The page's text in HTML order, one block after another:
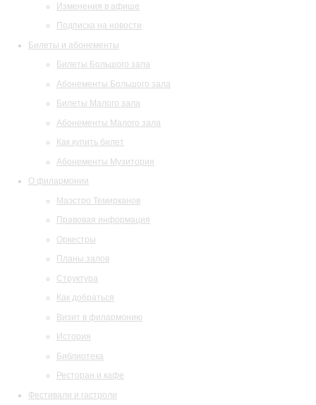
Изменения в афише
Подписка на новости
Билеты и абонементы
Билеты Большого зала
Абонементы Большого зала
Билеты Малого зала
Абонементы Малого зала
Как купить билет
Абонементы Музитория
О филармонии
Маэстро Темирканов
Правовая информация
Оркестры
Планы залов
Структура
Как добраться
Визит в филармонию
История
Библиотека
Ресторан и кафе
Фестивали и гастроли